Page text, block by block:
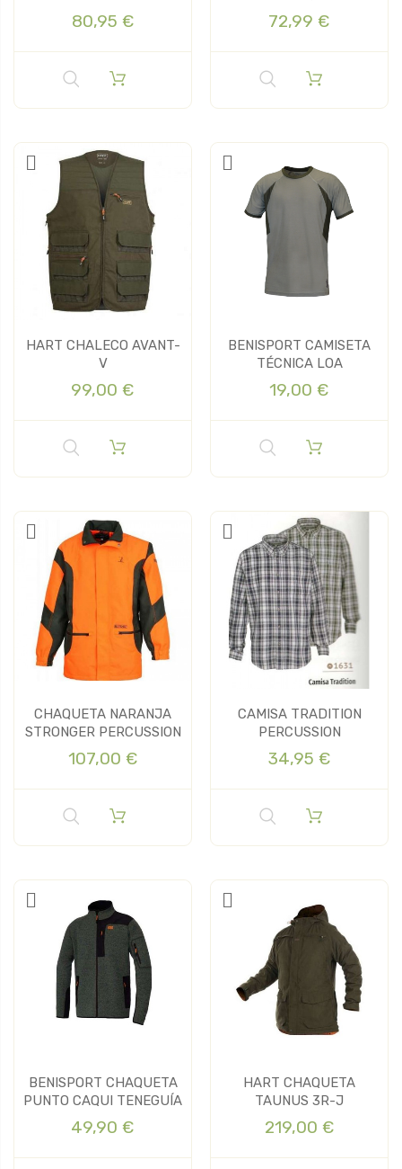
80,95 €
MARATON 01
72,99 €
HART CHALECO AVANT-
V
99,00 €
BENISPORT CAMISETA
TÉCNICA LOA
19,00 €
CHAQUETA NARANJA
STRONGER PERCUSSION
107,00 €
CAMISA TRADITION
PERCUSSION
34,95 €
BENISPORT CHAQUETA
PUNTO CAQUI TENEGUÍA
49,90 €
HART CHAQUETA
TAUNUS 3R-J
219,00 €